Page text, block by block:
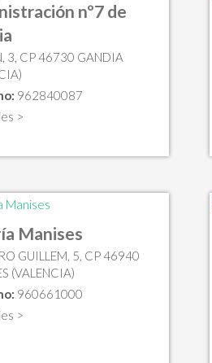
nº7 de
3, CP 46730 GANDIA
962840087
>
Manises
GUILLEM, 5, CP 46940
(VALENCIA)
960661000
>